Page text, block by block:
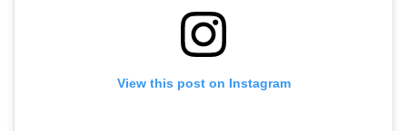
View this post on Instagram